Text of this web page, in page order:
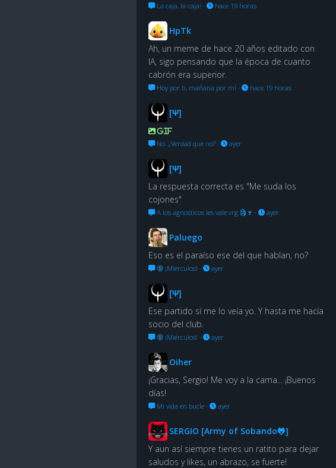
La caja, la caja! · hace 19 horas
HpTk
Ah, un meme de hace 20 años editado con
IA, sigo pensando que la época de cuanto
cabrón era superior.
Hoy por ti, mañana por mí · hace 19 horas
[Ψ]
GIF
No. ¿Verdad que no? · ayer
[Ψ]
La respuesta correcta es "Me suda los
cojones"
A los agnosticos les vale vrg 🗿🍷 · ayer
Paluego
Eso es el paraíso ese del que hablan, no?
🔞 ¡Miérculos! · ayer
[Ψ]
Ese partido sí me lo veía yo. Y hasta me hacía
socio del club.
🔞 ¡Miérculos! · ayer
Oiher
¡Gracias, Sergio! Me voy a la cama... ¡Buenos
días!
Mi vida en bucle · ayer
SERGIO [Army of Sobando🐸]
Y aun así siempre tienes un ratito para dejar
saludos y likes, un abrazo, se fuerte!